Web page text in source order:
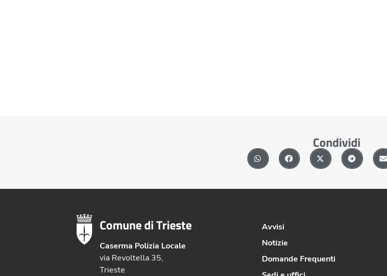
Condividi
Comune di Trieste
Caserma Polizia Locale
via Revoltella 35,
Trieste
Avvisi
Notizie
Domande Frequenti